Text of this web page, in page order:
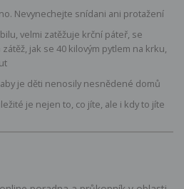
Nevynechejte snídani ani protažení
velmi zatěžuje krční páteř, se
jak se 40 kilovým pytlem na krku,
je děti nenosily nesnědené domů
je nejen to, co jíte, ale i kdy to jíte